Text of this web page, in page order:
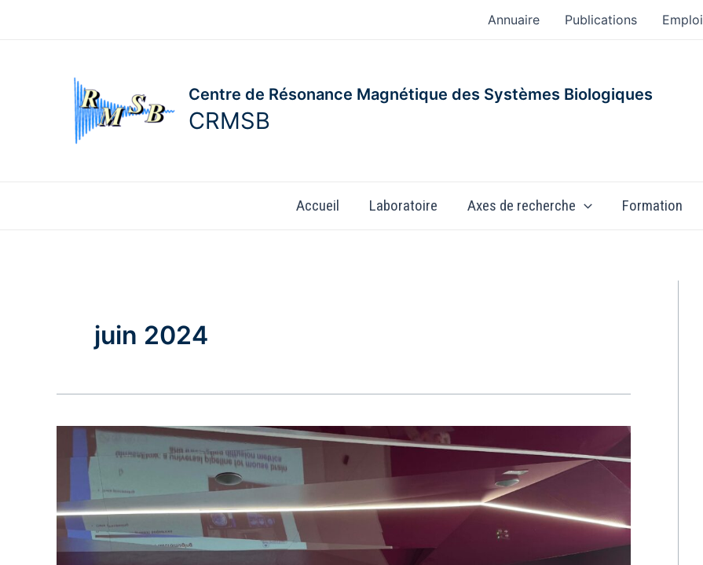
Annuaire Publications Emploi
Centre de Résonance Magnétique des Systèmes Biologiques
CRMSB
Accueil Laboratoire Axes de recherche Formation
juin 2024